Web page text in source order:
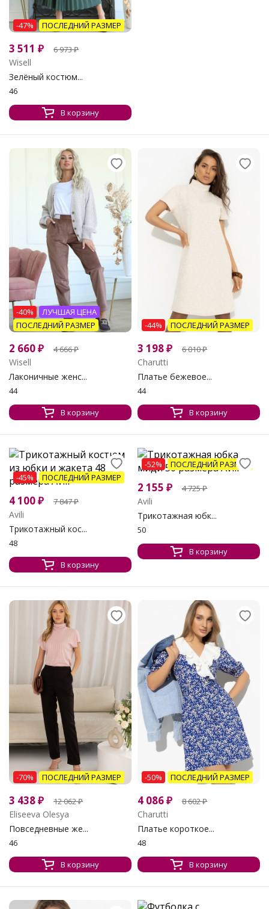
-47% ПОСЛЕДНИЙ РАЗМЕР
3 511 ₽ 6 973₽
Wisell
Зелёный костюм...
46
В корзину
-40%
ЛУЧШАЯ ЦЕНА
ПОСЛЕДНИЙ РАЗМЕР
2 660₽ 4 666₽
Wisell
Лаконичные женс...
44
В корзину
-44% ПОСЛЕДНИЙ РАЗМЕР
3 198₽ 6 010₽
Charutti
Платье бежевое...
44
В корзину
-45% ПОСЛЕДНИЙ РАЗМЕР
4 100₽ 7 847₽
Avili
Трикотажный кос...
48
В корзину
-52% ПОСЛЕДНИЙ РАЗМЕР
2 155 ₽ 4 725₽
Avili
Трикотажная юбк...
50
В корзину
-70% ПОСЛЕДНИЙ РАЗМЕР
3 438₽ 12 062₽
Eliseeva Olesya
Повседневные же...
46
В корзину
-50% ПОСЛЕДНИЙ РАЗМЕР
4 086₽ 8 602₽
Charutti
Платье короткое...
48
В корзину